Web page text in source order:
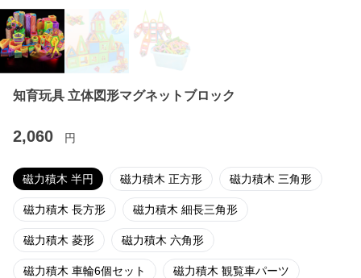
知育玩具 立体図形マグネットブロック
2,060 円
磁力積木 半円 磁力積木 正方形 磁力積木 三角形
磁力積木 長方形 磁力積木 細長三角形
磁力積木 菱形 磁力積木 六角形
磁力積木 車輪6個セット 磁力積木 観覧車パーツ